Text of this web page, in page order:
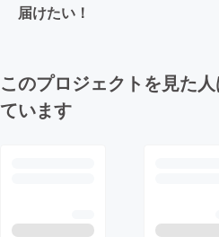
届けたい！
このプロジェクトを見た
ています